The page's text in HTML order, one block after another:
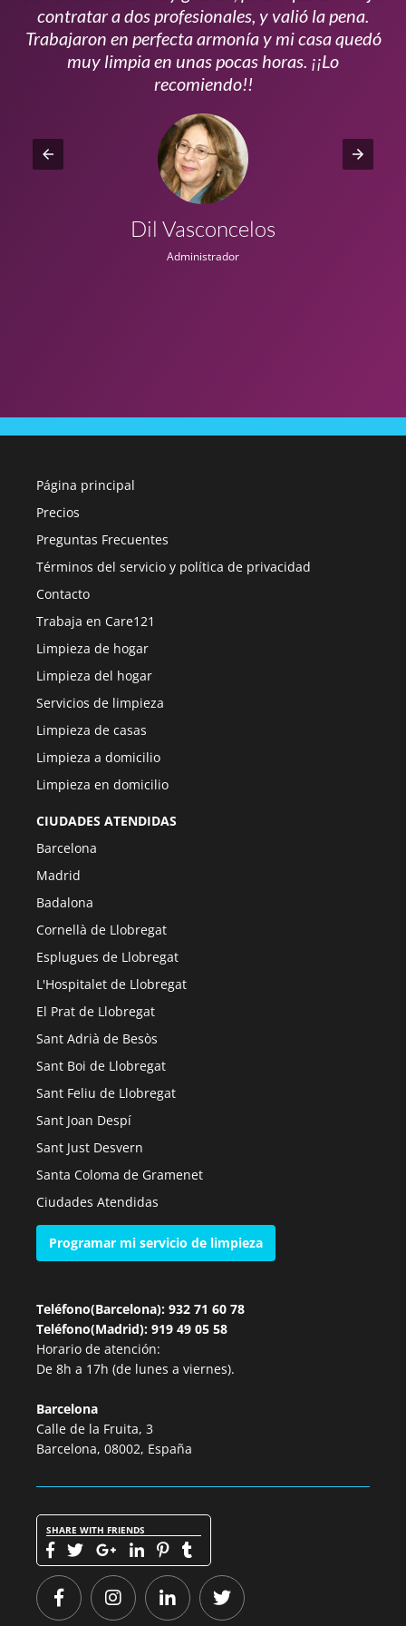
contratar a dos profesionales, y valió la pena.
Trabajaron en perfecta armonía y mi casa quedó
muy limpia en unas pocas horas. ¡¡Lo
recomiendo!!
Dil Vasconcelos
Administrador
Página principal
Precios
Preguntas Frecuentes
Términos del servicio y política de privacidad
Contacto
Trabaja en Care121
Limpieza de hogar
Limpieza del hogar
Servicios de limpieza
Limpieza de casas
Limpieza a domicilio
Limpieza en domicilio
CIUDADES ATENDIDAS
Barcelona
Madrid
Badalona
Cornellà de Llobregat
Esplugues de Llobregat
L'Hospitalet de Llobregat
El Prat de Llobregat
Sant Adrià de Besòs
Sant Boi de Llobregat
Sant Feliu de Llobregat
Sant Joan Despí
Sant Just Desvern
Santa Coloma de Gramenet
Ciudades Atendidas
Programar mi servicio de limpieza
Teléfono(Barcelona): 932 71 60 78
Teléfono(Madrid): 919 49 05 58
Horario de atención:
De 8h a 17h (de lunes a viernes).
Barcelona
Calle de la Fruita, 3
Barcelona, 08002, España
SHARE WITH FRIENDS